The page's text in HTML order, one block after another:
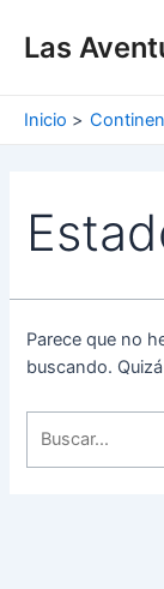
Las
Inicio
Parece que no
buscando.
por: